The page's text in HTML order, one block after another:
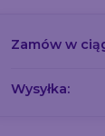
Zamów w
Wysyłka: